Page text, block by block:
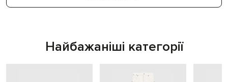
Найбажаніші категорії